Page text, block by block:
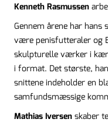
Kenneth Rasmussen
Gennem årene har
være penisfutteraler og
skulpturelle værker i
i format. Det største,
snittene indeholder en
samfundsmæssige
Mathias Iversen skaber